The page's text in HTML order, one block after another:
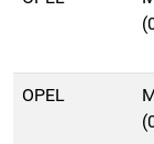
OPEL